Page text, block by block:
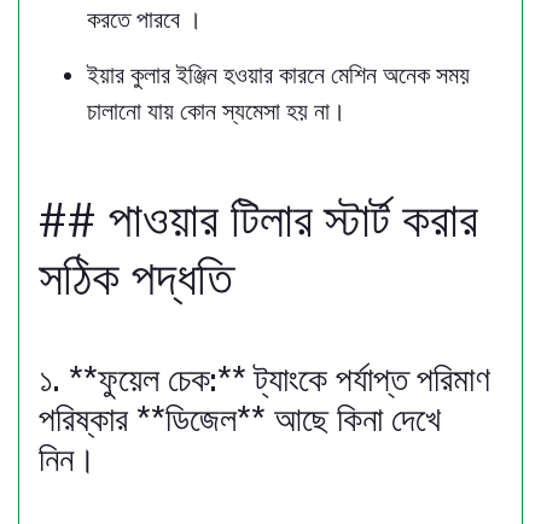
করতে পারবে ।
ইয়ার কুলার ইঞ্জিন হওয়ার কারনে মেশিন অনেক সময়
চালানো যায় কোন স্যমেসা হয় না।
## পাওয়ার টিলার স্টার্ট করার
সঠিক পদ্ধতি
১. **ফুয়েল চেক:** ট্যাংকে পর্যাপ্ত পরিমাণ
পরিষ্কার **ডিজেল** আছে কিনা দেখে
নিন।